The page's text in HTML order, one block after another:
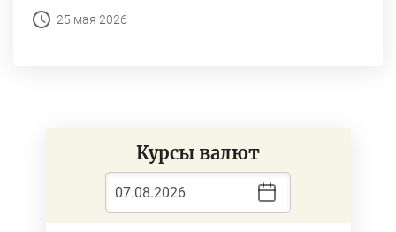
25 мая 2026
Курсы валют